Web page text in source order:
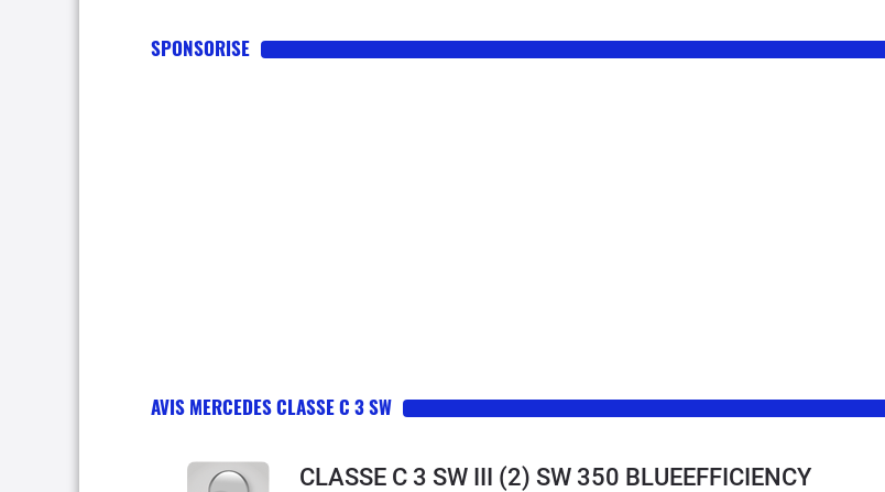
SPONSORISE
AVIS MERCEDES CLASSE C 3 SW
CLASSE C 3 SW III (2) SW 350 BLUEEFFICIENCY